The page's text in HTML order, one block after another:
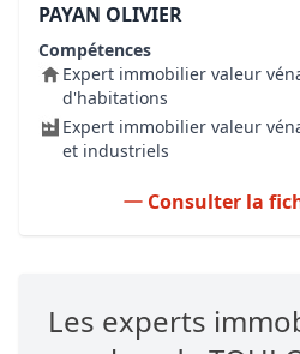
PAYAN OLIVIER
Compétences
Expert immobilier valeur
d'habitations
Expert immobilier valeur
et industriels
Consulter la
Les experts